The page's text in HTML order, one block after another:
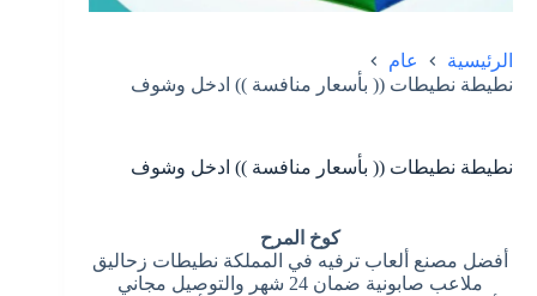
الرئيسية
عام
نطيطة نطيطات (( بأسعار منافسة )) ادخل وشوف
نطيطة نطيطات (( بأسعار منافسة )) ادخل وشوف
كوخ المرح
أفضل مصنع ألعاب ترفيه في المملكة نطيطات زحاليق
ملاعب صابونية ضمان 24 شهر والتوصيل مجاني